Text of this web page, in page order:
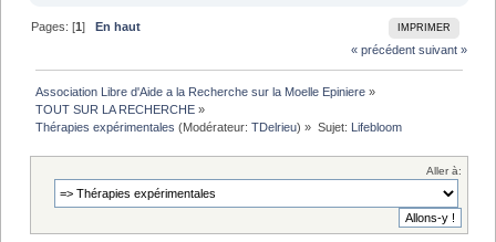
IMPRIMER
Pages: [1]En haut
« précédent suivant »
Association Libre d'Aide a la Recherche sur la Moelle Epiniere »
TOUT SUR LA RECHERCHE »
Thérapies expérimentales (Modérateur:TDelrieu) » Sujet: Lifebloom
Aller à: